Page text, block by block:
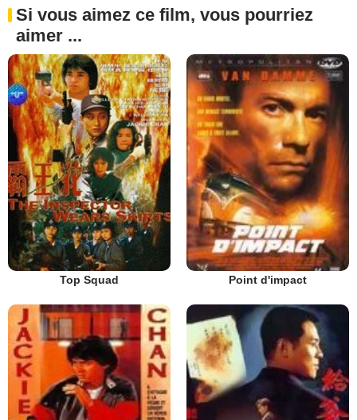
Si vous aimez ce film, vous pourriez
aimer ...
Top Squad Point d'impact